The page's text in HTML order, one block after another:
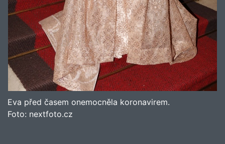
Eva před časem onemocněla koronavirem.
Foto: nextfoto.cz